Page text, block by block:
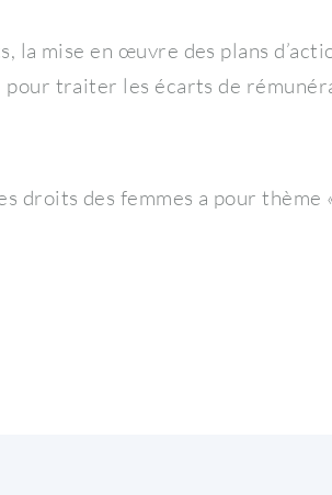
mise en œuvre des plans
traiter les écarts de
des femmes a pour thème